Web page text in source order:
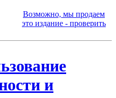
Возможно, мы продаем
это издание - проверить
и